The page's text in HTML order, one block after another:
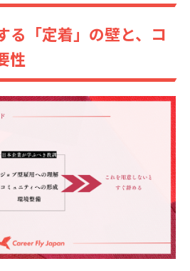
る「定着」の壁と、コ
性